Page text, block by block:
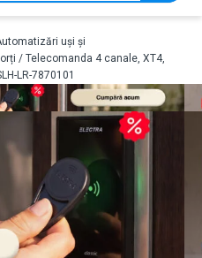
uși și
/ Telecomanda 4 canale, XT4,
LR-7870101